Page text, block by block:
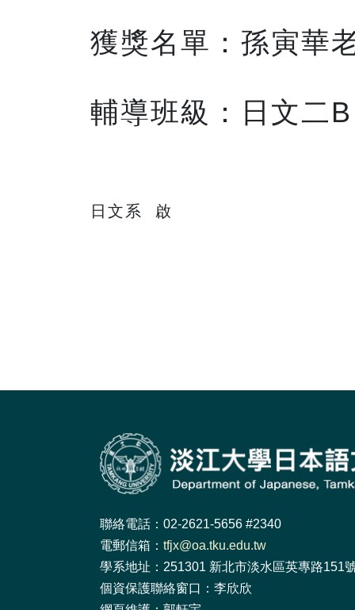
獲獎名單：孫寅華
輔導班級：日文二B
日文系 啟
聯絡電話：02-2621-5656 #2340
電郵信箱： tfjx@oa.tku.edu.tw
學系地址：251301 新北市淡水區英專路151
個資保護聯絡窗口：李欣欣